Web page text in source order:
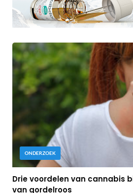
ONDERZOEK
Drie voordelen van cannabis
van gordelroos